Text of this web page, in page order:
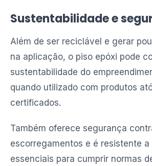
Sustentabilidade e
Além de ser reciclável e gerar
na aplicação, o piso epóxi pode
sustentabilidade do
quando utilizado com produtos
certificados.
Também oferece segurança
escorregamentos e é resistente
essenciais para cumprir normas